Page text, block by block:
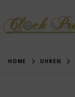
HOME UHREN